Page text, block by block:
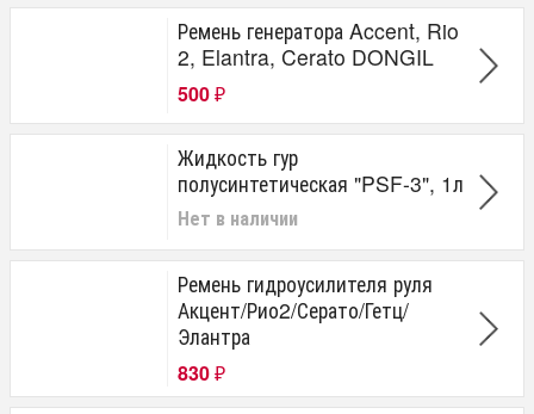
Ремень генератора Accent, Rio
2, Elantra, Cerato DONGIL
500 ₽
Жидкость гур
полусинтетическая "PSF-3", 1л
Нет в наличии
Ремень гидроусилителя руля
Акцент/Рио2/Серато/Гетц/
Элантра
830 ₽